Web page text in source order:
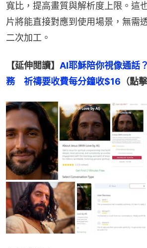
寬比，提高畫質與解析度上限。這
片將能直接對應到使用場景，無需
二次加工。
【延伸閲讀】 AI耶穌陪你視像通話
務　祈禱要收費每分鐘收$16 （點